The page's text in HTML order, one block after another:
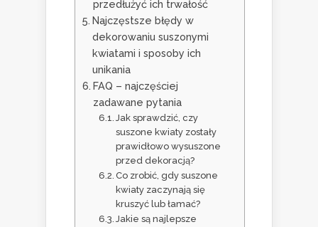
przedłużyć ich trwałość
Najczęstsze błędy w
dekorowaniu suszonymi
kwiatami i sposoby ich
unikania
FAQ – najczęściej
zadawane pytania
Jak sprawdzić, czy
suszone kwiaty zostały
prawidłowo wysuszone
przed dekoracją?
Co zrobić, gdy suszone
kwiaty zaczynają się
kruszyć lub łamać?
Jakie są najlepsze